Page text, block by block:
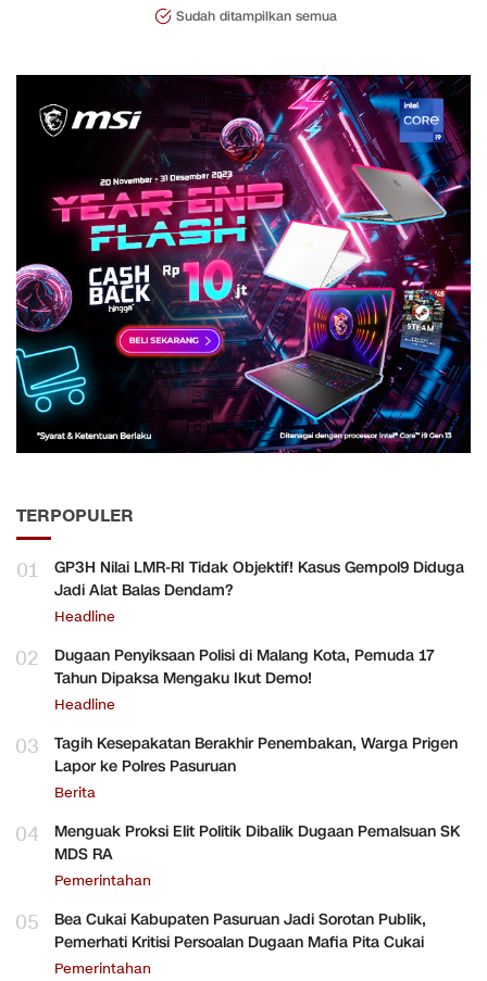
Sudah ditampilkan semua
TERPOPULER
01
GP3H Nilai LMR-RI Tidak Objektif! Kasus Gempol9 Diduga
Jadi Alat Balas Dendam?
Headline
02
Dugaan Penyiksaan Polisi di Malang Kota, Pemuda 17
Tahun Dipaksa Mengaku Ikut Demo!
Headline
03
Tagih Kesepakatan Berakhir Penembakan, Warga Prigen
Lapor ke Polres Pasuruan
Berita
04
Menguak Proksi Elit Politik Dibalik Dugaan Pemalsuan SK
MDS RA
Pemerintahan
05
Bea Cukai Kabupaten Pasuruan Jadi Sorotan Publik,
Pemerhati Kritisi Persoalan Dugaan Mafia Pita Cukai
Pemerintahan